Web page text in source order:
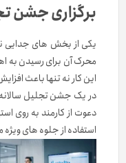
برگزاری جشن
یکی از بخش های جدایی
محرک آن برای رسیدن به
این کار نه تنها باعث
در یک جشن تجلیل
دعوت از کارمند به روی
استفاده از جلوه های